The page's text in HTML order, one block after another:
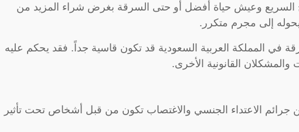
السريع وعيش حياة أفضل أو حتى السرقة بغرض شراء المزيد من
إلى مجرم متكرر.
في المملكة العربية السعودية قد تكون قاسية جداً. فقد يحكم عليه
والمشكلان القانونية الأخرى.
أن 37% من جرائم الاعتداء الجنسي والاغتصاب تكون من قبل أشخاص تحت تأثير